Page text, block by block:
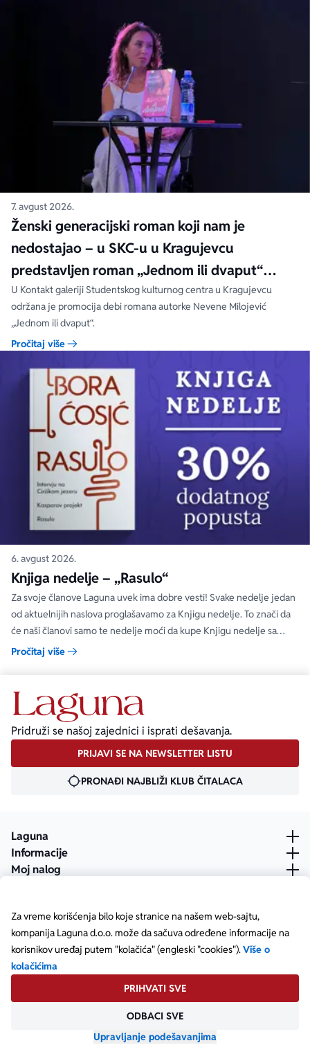
Za vreme korišćenja bilo koje stranice na našem web-sajtu,
kompanija Laguna d.o.o. može da sačuva određene informacije na
korisnikov uređaj putem "kolačića" (engleski "cookies").Više o
kolačićima
PRIHVATI SVE
ODBACI SVE
Upravljanje podešavanjima
7. avgust 2026.
Ženski generacijski roman koji nam je
nedostajao – u SKC-u u Kragujevcu
predstavljen roman „Jednom ili dvaput“
Nevene Milojević
U Kontakt galeriji Studentskog kulturnog centra u Kragujevcu
održana je promocija debi romana autorke Nevene Milojević
„Jednom ili dvaput“.
Pročitaj više
6. avgust 2026.
Knjiga nedelje – „Rasulo“
Za svoje članove Laguna uvek ima dobre vesti! Svake nedelje jedan
od aktuelnijih naslova proglašavamo za Knjigu nedelje. To znači da
će naši članovi samo te nedelje moći da kupe Knjigu nedelje sa
specijalnim DODATNIM popustom od 30%.
Pročitaj više
Pridruži se našoj zajednici i isprati dešavanja.
PRIJAVI SE NA NEWSLETTER LISTU
PRONAĐI NAJBLIŽI KLUB ČITALACA
Laguna
Informacije
Moj nalog
Copyright © Laguna d.o.o. Starine Novaka 23, Beograd •
Matični broj: 17414844
Posetite našu Facebook stranicu
Posetite našu X stranicu
Posetite našu Instagram stranicu
Posetite naš YouTube
Posetite našu TikTok stranicu
Posetite našu LinkedIn stranicu